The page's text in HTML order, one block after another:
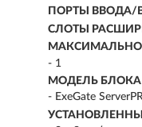
ПОРТЫ ВВОДА/
СЛОТЫ
- 1
МОДЕЛЬ
- ExeGate